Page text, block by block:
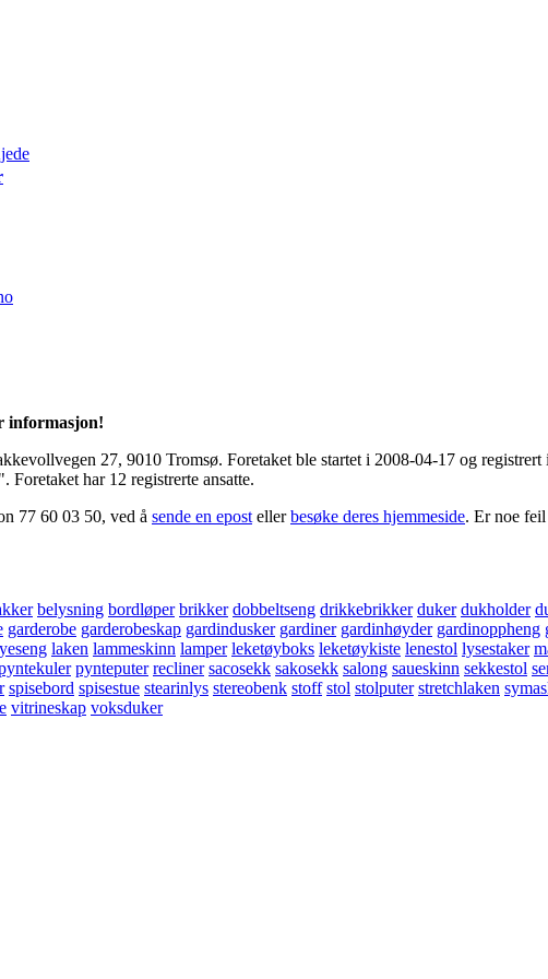
informasjon!
27, 9010 Tromsø. Foretaket ble startet i 2008-04-17 og
har 12 registrerte ansatte.
77 60 03 50, ved å sende en epost ellerbesøke deres hjemmeside. Er noe
belysning bordløper brikker dobbeltseng drikkebrikker duker dukholder
garderobe garderobeskap gardindusker gardiner gardinhøyder gardinoppheng
laken lammeskinn lamper leketøyboks leketøykiste lenestol lysestaker
pynteputer recliner sacosekk sakosekk salong saueskinn sekkestol
spisebord spisestue stearinlys stereobenk stoff stol stolputer stretchlaken
vitrineskap voksduker